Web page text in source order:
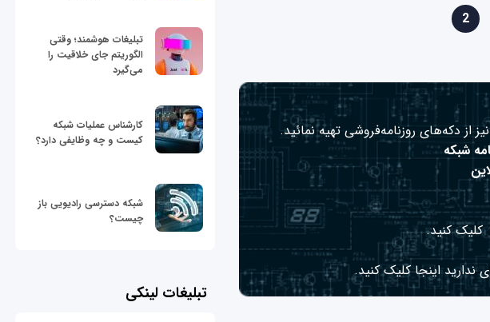
2
از دکه‌های روزنامه‌فروشی تهیه نمائید.
شبکه
کلیک کنید.
نداریداینجا کلیک کنید.
تبلیغات هوشمند؛ وقتی
الگوریتم جای خلاقیت را
می‌گیرد
کارشناس عملیات شبکه
کیست و چه وظایفی دارد؟
شبکه دسترسی رادیویی باز
چیست؟
تبلیغات لینکی